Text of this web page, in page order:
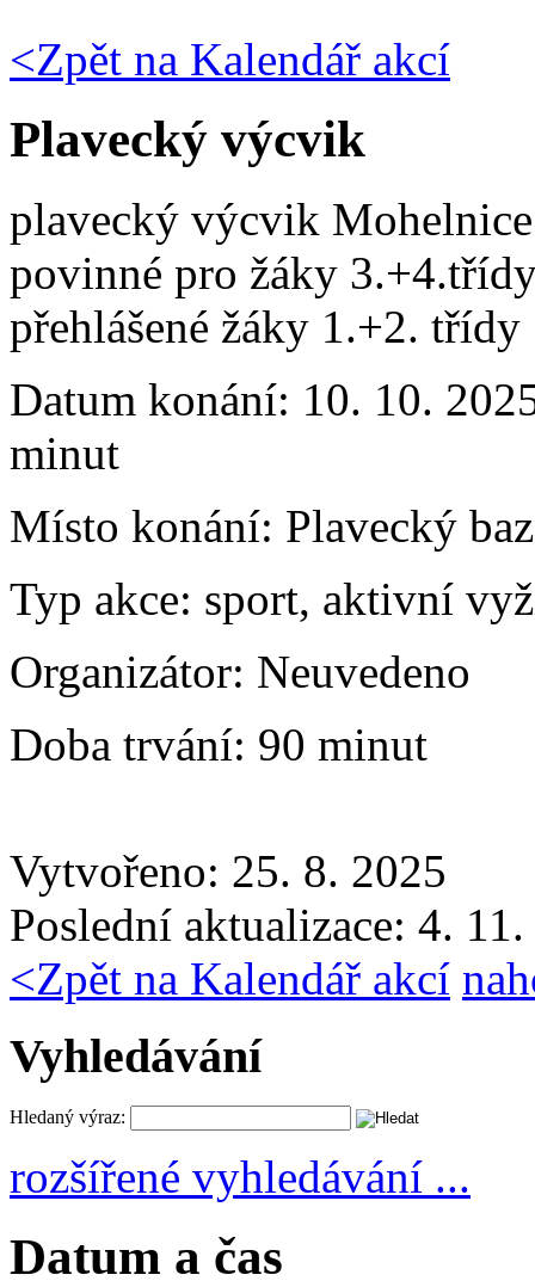
<Zpět na Kalendář akcí
Plavecký výcvik
plavecký výcvik Mohelnice
povinné pro žáky
přehlášené žáky 1.+2. třídy
Datum konání: 10. 10.
minut
Místo konání: Plavecký
Typ akce: sport, aktivní
Organizátor: Neuvedeno
Doba trvání: 90 minut
Vytvořeno: 25. 8. 2025
Poslední aktualizace: 4.
<Zpět na Kalendář akcí
Vyhledávání
Hledaný výraz:
rozšířené vyhledávání ...
Datum a čas